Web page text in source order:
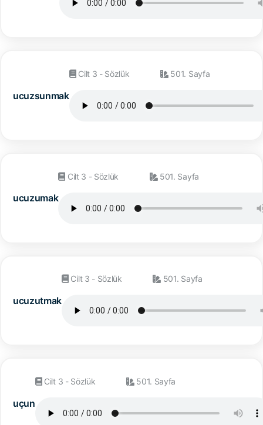
ucuzsunmak
Cilt 3 - Sözlük 501. Sayfa
ucuzumak
Cilt 3 - Sözlük 501. Sayfa
ucuzutmak
Cilt 3 - Sözlük 501. Sayfa
uçun
Cilt 3 - Sözlük 501. Sayfa